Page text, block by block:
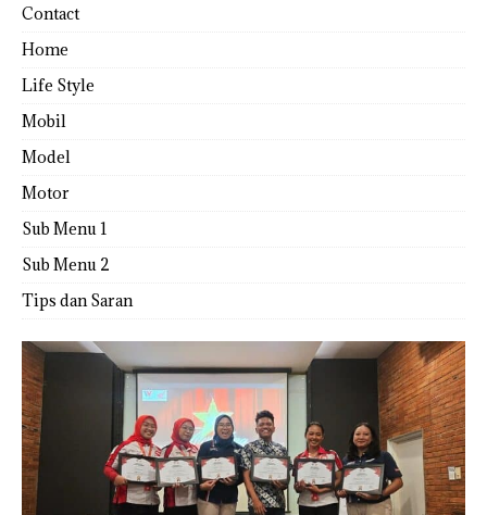
Contact
Home
Life Style
Mobil
Model
Motor
Sub Menu 1
Sub Menu 2
Tips dan Saran